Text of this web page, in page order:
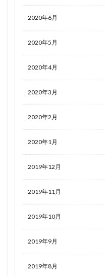
2020年6月
2020年5月
2020年4月
2020年3月
2020年2月
2020年1月
2019年12月
2019年11月
2019年10月
2019年9月
2019年8月